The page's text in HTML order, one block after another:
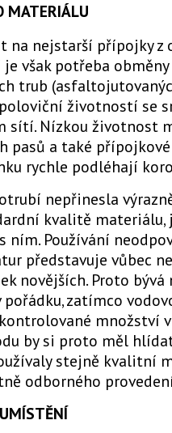
MATERIÁLU
na nejstarší přípojky z
však potřeba
trub
životností se
sítí. Nízkou životnost
pasů a také přípojkové
rychle podléhají
nepřinesla
kvalitě materiálu,
ním. Používání
představuje vůbec
novějších. Proto bývá
zatímco
množství
by si proto měl
stejně kvalitní
odborného